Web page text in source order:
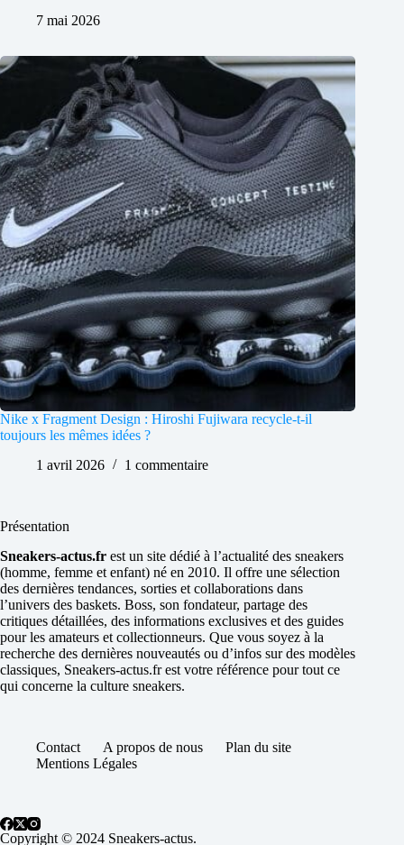
7 mai 2026
Nike x Fragment Design : Hiroshi Fujiwara recycle-t-il
toujours les mêmes idées ?
1 avril 2026
1 commentaire
Présentation
Sneakers-actus.fr est un site dédié à l’actualité des sneakers
(homme, femme et enfant) né en 2010. Il offre une sélection
des dernières tendances, sorties et collaborations dans
l’univers des baskets. Boss, son fondateur, partage des
critiques détaillées, des informations exclusives et des guides
pour les amateurs et collectionneurs. Que vous soyez à la
recherche des dernières nouveautés ou d’infos sur des modèles
classiques, Sneakers-actus.fr est votre référence pour tout ce
qui concerne la culture sneakers.
Contact A propos de nous
Plan du site
Mentions Légales
Copyright © 2024 Sneakers-actus.